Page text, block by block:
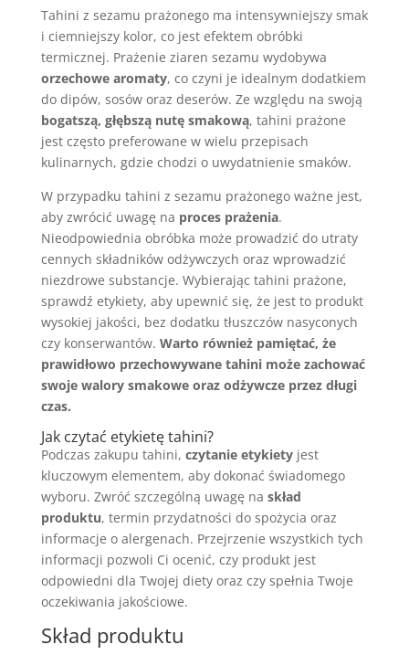
Tahini z sezamu prażonego ma intensywniejszy smak
i ciemniejszy kolor, co jest efektem obróbki
termicznej. Prażenie ziaren sezamu wydobywa
orzechowe aromaty, co czyni je idealnym dodatkiem
do dipów, sosów oraz deserów. Ze względu na swoją
bogatszą, głębszą nutę smakową, tahini prażone
jest często preferowane w wielu przepisach
kulinarnych, gdzie chodzi o uwydatnienie smaków.
W przypadku tahini z sezamu prażonego ważne jest,
aby zwrócić uwagę na proces prażenia.
Nieodpowiednia obróbka może prowadzić do utraty
cennych składników odżywczych oraz wprowadzić
niezdrowe substancje. Wybierając tahini prażone,
sprawdź etykiety, aby upewnić się, że jest to produkt
wysokiej jakości, bez dodatku tłuszczów nasyconych
czy konserwantów. Warto również pamiętać, że
prawidłowo przechowywane tahini może zachować
swoje walory smakowe oraz odżywcze przez długi
czas.
Jak czytać etykietę tahini?
Podczas zakupu tahini, czytanie etykietyjest
kluczowym elementem, aby dokonać świadomego
wyboru. Zwróć szczególną uwagę na skład
produktu, termin przydatności do spożycia oraz
informacje o alergenach. Przejrzenie wszystkich tych
informacji pozwoli Ci ocenić, czy produkt jest
odpowiedni dla Twojej diety oraz czy spełnia Twoje
oczekiwania jakościowe.
Skład produktu